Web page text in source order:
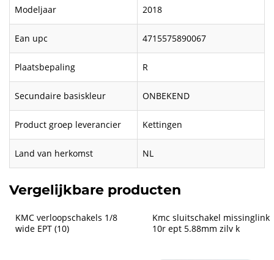
Modeljaar 2018
Ean upc 4715575890067
Plaatsbepaling R
Secundaire basiskleur ONBEKEND
Product groep leverancier Kettingen
Land van herkomst NL
Vergelijkbare producten
KMC verloopschakels 1/8
wide EPT (10)
Kmc sluitschakel missinglink
10r ept 5.88mm zilv k